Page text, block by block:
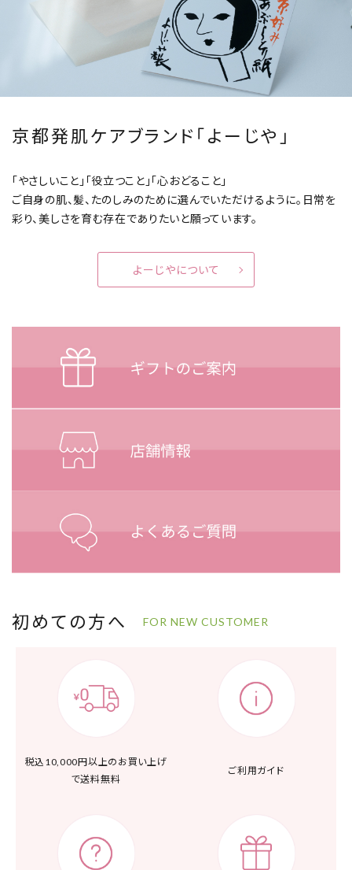
京都発肌ケアブランド「よーじや」
「やさしいこと」「役立つこと」「心おどること」
ご自身の肌、髪、たのしみのために選んでいただけるように。 日常を
彩り、美しさを育む存在でありたいと願っています。
よーじやについて
初めての方へ FOR NEW CUSTOMER
税込10,000円以上の お買い上げ
で送料無料
ご利用ガイド